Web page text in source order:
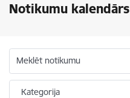
Notikumu kalendārs
Meklēt notikumu
Kategorija